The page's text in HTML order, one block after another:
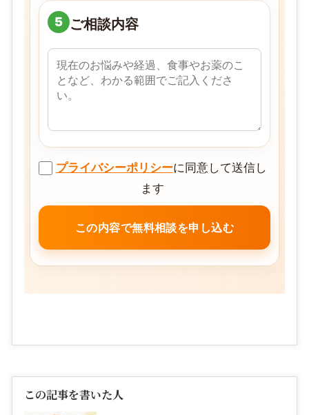
5 ご相談内容
プライバシーポリシーに同意して送信し
ます
この記事を書いた人